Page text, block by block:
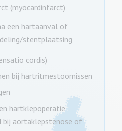
(myocardinfarct)
een hartaanval of
stentplaatsing
cordis)
bij hartritmestoornissen
hartklepoperatie
bij aortaklepstenose of